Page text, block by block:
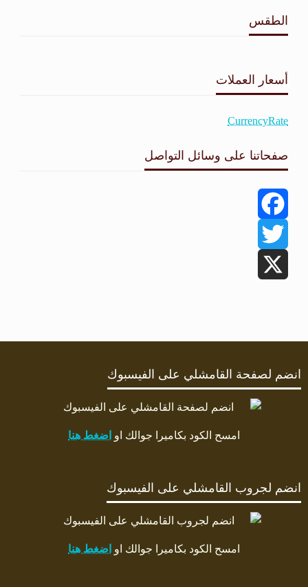
الطقس
أسعار العملات
CurrencyRate
صفحاتنا على وسائل التواصل
Facebook
Twitter
انضم لصفحة القامشلي على الفيسبوك
امسح الكود بكاميرا جوالك او اضغط هنا
انضم لجروب القامشلي على الفيسبوك
امسح الكود بكاميرا جوالك او اضغط هنا